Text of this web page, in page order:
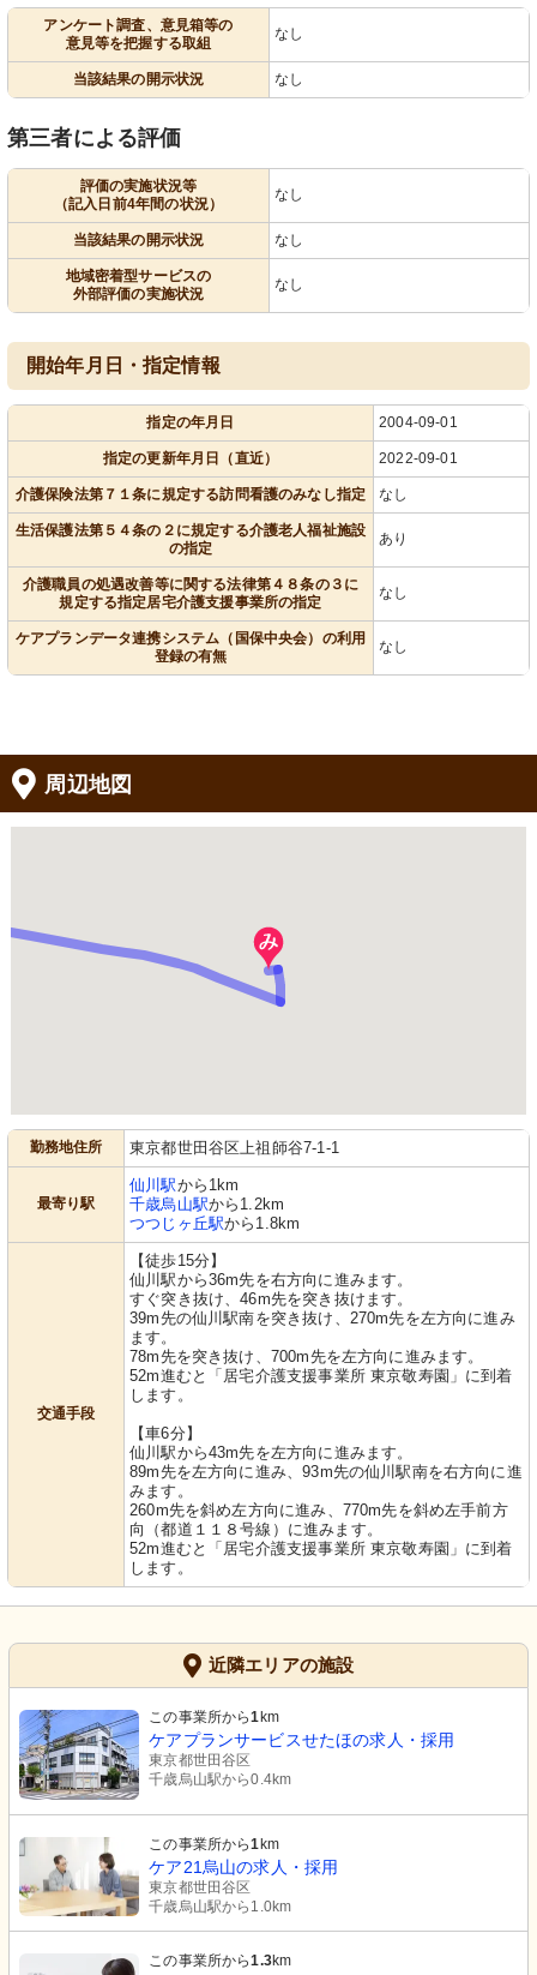
アンケート調査、意見箱等の
意見等を把握する取組
なし
当該結果の開示状況 なし
第三者による評価
評価の実施状況等
（記入日前4年間の状況）
なし
当該結果の開示状況 なし
地域密着型サービスの
外部評価の実施状況
なし
開始年月日・指定情報
指定の年月日 2004-09-01
指定の更新年月日（直近） 2022-09-01
介護保険法第７１条に規定する訪問看護のみなし指定 なし
生活保護法第５４条の２に規定する介護老人福祉施設
の指定
あり
介護職員の処遇改善等に関する法律第４８条の３に
規定する指定居宅介護支援事業所の指定
なし
ケアプランデータ連携システム（国保中央会）の利用
登録の有無
なし
周辺地図
勤務地住所 東京都世田谷区上祖師谷7-1-1
最寄り駅
仙川駅から1km
千歳烏山駅から1.2km
つつじヶ丘駅から1.8km
交通手段
【徒歩15分】
仙川駅から36m先を右方向に進みます。
すぐ突き抜け、46m先を突き抜けます。
39m先の仙川駅南を突き抜け、270m先を左方向に進み
ます。
78m先を突き抜け、700m先を左方向に進みます。
52m進むと「居宅介護支援事業所 東京敬寿園」に到着
します。
【車6分】
仙川駅から43m先を左方向に進みます。
89m先を左方向に進み、93m先の仙川駅南を右方向に進
みます。
260m先を斜め左方向に進み、770m先を斜め左手前方
向（都道１１８号線）に進みます。
52m進むと「居宅介護支援事業所 東京敬寿園」に到着
します。
近隣エリアの施設
この事業所から1km
ケアプランサービスせたほの求人・採用
東京都世田谷区
千歳烏山駅から0.4km
この事業所から1km
ケア21烏山の求人・採用
東京都世田谷区
千歳烏山駅から1.0km
この事業所から1.3km